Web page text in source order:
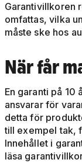
Garantivillkoren
omfattas, vilka
måste ske hos
När får
En garanti på
ansvarar för
detta för
till exempel tak,
Innehållet i
läsa